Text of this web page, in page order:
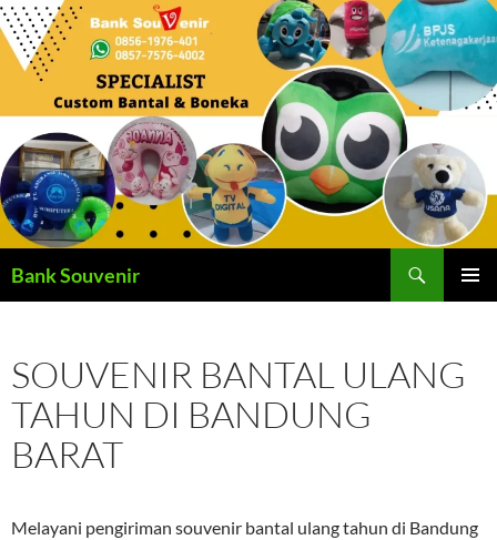
Langsung
ke
Bank Souvenir
SOUVENIR BANTAL ULANG
TAHUN DI BANDUNG
BARAT
Melayani pengiriman souvenir bantal ulang tahun di Bandung